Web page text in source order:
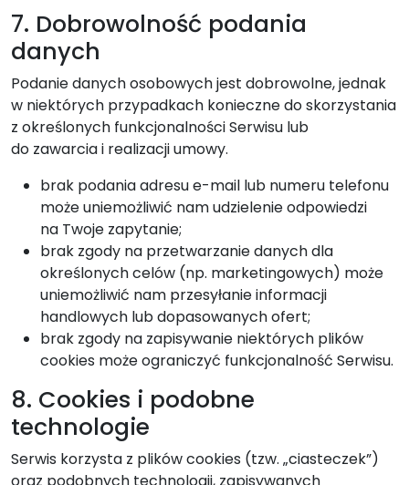
7. Dobrowolność podania
danych
Podanie danych osobowych jest dobrowolne, jednak
w niektórych przypadkach konieczne do skorzystania
z określonych funkcjonalności Serwisu lub
do zawarcia i realizacji umowy.
brak podania adresu e-mail lub numeru telefonu
może uniemożliwić nam udzielenie odpowiedzi
na Twoje zapytanie;
brak zgody na przetwarzanie danych dla
określonych celów (np. marketingowych) może
uniemożliwić nam przesyłanie informacji
handlowych lub dopasowanych ofert;
brak zgody na zapisywanie niektórych plików
cookies może ograniczyć funkcjonalność Serwisu.
8. Cookies i podobne
technologie
Serwis korzysta z plików cookies (tzw. „ciasteczek”)